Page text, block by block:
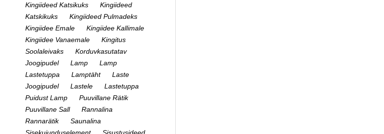
Kingiideed Katsikuks
Kingiideed
Katskikuks
Kingiideed Pulmadeks
Kingiidee Emale
Kingiidee Kallimale
Kingiidee Vanaemale
Kingitus
Soolaleivaks
Korduvkasutatav
Joogipudel
Lamp
Lamp
Lastetuppa
Lamptäht
Laste
Joogipudel
Lastele
Lastetuppa
Puidust Lamp
Puuvillane Rätik
Puuvillane Sall
Rannalina
Rannarätik
Saunalina
Sisekujunduselement
Sisustusideed